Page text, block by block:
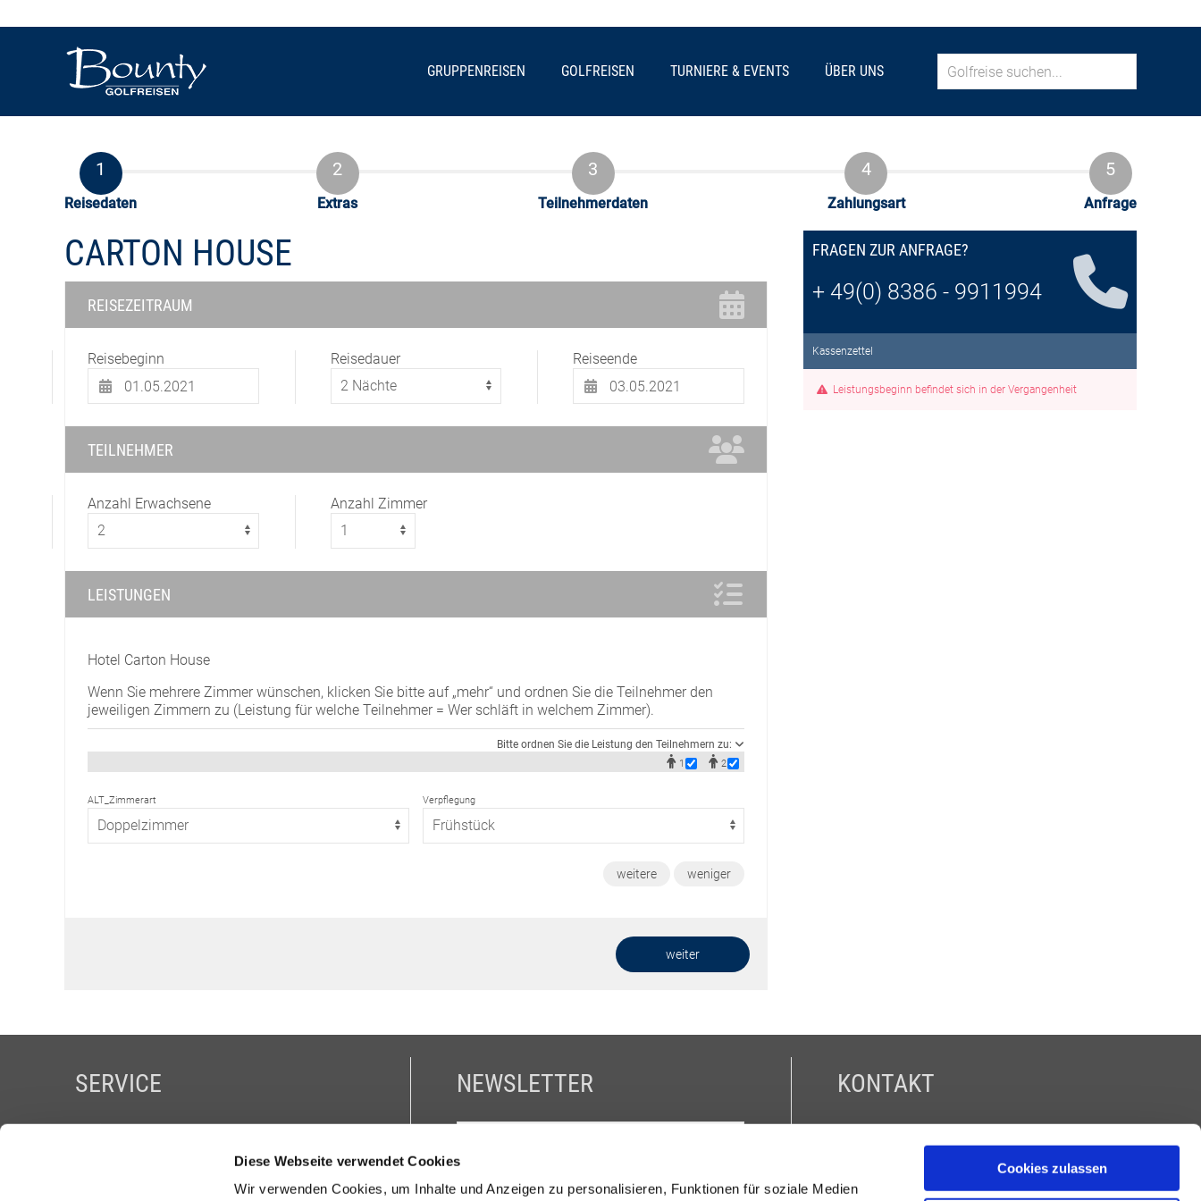
Diese Webseite verwendet Cookies
Wir verwenden Cookies, um Inhalte und Anzeigen zu personalisieren, Funktionen für soziale Medien
Cookies zulassen
GRUPPENREISEN GOLFREISEN TURNIERE & EVENTS ÜBER UNS
Reisedaten Extras Teilnehmerdaten Zahlungsart Anfrage
CARTON HOUSE
REISEZEITRAUM
Reisebeginn Reisedauer Reiseende
TEILNEHMER
Anzahl Erwachsene Anzahl Zimmer
LEISTUNGEN
Hotel Carton House
Wenn Sie mehrere Zimmer wünschen, klicken Sie bitte auf „mehr“ und ordnen Sie die Teilnehmer den
jeweiligen Zimmern zu (Leistung für welche Teilnehmer = Wer schläft in welchem Zimmer).
Bitte ordnen Sie die Leistung den Teilnehmern zu:
1 2
ALT_Zimmerart Verpflegung
weitere weniger
weiter
FRAGEN ZUR ANFRAGE?
+ 49(0) 8386 - 9911994
Kassenzettel
Leistungsbeginn befindet sich in der Vergangenheit
SERVICE NEWSLETTER KONTAKT